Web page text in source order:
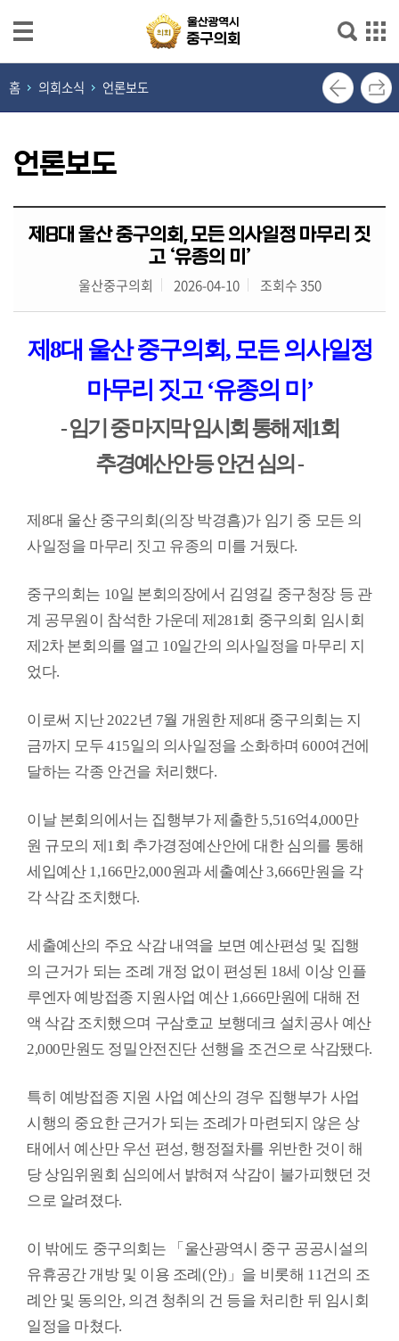
본문으로 바로가기
메인메뉴 바로가기
열
린
장
실
의
회
원
의
회
능
의
정
동
의
정
료
실
구
민
장
회
의
록
보
공
개
이
용
내
홈 의회소식 언론보도
언론보도
제8대 울산 중구의회, 모든 의사일정 마무리 짓
고 ‘유종의 미’
울산중구의회 2026-04-10 조회수 350
제 8대 울산 중구의회, 모든 의사일정
마무리 짓고 ‘유종의 미 ’
-임기 중 마지막 임시회 통해 제 1회
추경예산안 등 안건 심의 -
제8대 울산 중구의회(의장 박경흠)가 임기 중 모든 의
사일정을 마무리 짓고 유종의 미를 거뒀다.
중구의회는 10일 본회의장에서 김영길 중구청장 등 관
계 공무원이 참석한 가운데 제281회 중구의회 임시회
제2차 본회의를 열고 10일간의 의사일정을 마무리 지
었다.
이로써 지난2022년 7월 개원한 제8대 중구의회는 지
금까지 모두415일의 의사일정을 소화하며600여건에
달하는 각종 안건을 처리했다.
이날 본회의에서는 집행부가 제출한 5,516억4,000만
원 규모의 제1회 추가경정예산안에 대한 심의를 통해
세입예산 1,166만2,000원과 세출예산3,666만원을 각
각 삭감 조치했다.
세출예산의 주요 삭감 내역을 보면 예산편성 및 집행
의 근거가 되는 조례 개정 없이 편성된 18세 이상 인플
루엔자 예방접종 지원사업 예산 1,666만원에 대해 전
액 삭감 조치했으며 구삼호교 보행데크 설치공사 예산
2,000만원도 정밀안전진단 선행을 조건으로 삭감됐다.
특히 예방접종 지원 사업 예산의 경우 집행부가 사업
시행의 중요한 근거가 되는 조례가 마련되지 않은 상
태에서 예산만 우선 편성, 행정절차를 위반한 것이 해
당 상임위원회 심의에서 밝혀져 삭감이 불가피했던 것
으로 알려졌다.
이 밖에도 중구의회는 「 울산광역시 중구 공공시설의
유휴공간 개방 및 이용 조례(안) 」 을 비롯해 11건의 조
례안 및 동의안, 의견 청취의 건 등을 처리한 뒤 임시회
일정을 마쳤다.